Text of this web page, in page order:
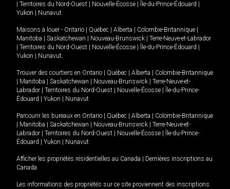
Territoires du Nord-Ouest Nouvelle-Écosse Île-du-Prince-Édouard
Yukon
Nunavut.
Maisons à louer - Ontario Québec Alberta Colombie-Britannique
Manitoba
Saskatchewan Nouveau-Brunswick
Terre-Neuve-et-Labrador
Territoires du Nord-Ouest Nouvelle-Écosse Île-du-Prince-Édouard
Yukon
Nunavut.
Trouver des courtiers en Ontario Québec Alberta
Colombie-Britannique
Manitoba Saskatchewan Nouveau-Brunswick
Terre-Neuve-et-
Labrador
Territoires du Nord-Ouest Nouvelle-Écosse
Île-du-Prince-
Édouard
Yukon Nunavut
Parcourir les bureaux en Ontario Québec Alberta
Colombie-Britannique
Manitoba Saskatchewan Nouveau-Brunswick
Terre-Neuve-et-
Labrador
Territoires du Nord-Ouest Nouvelle-Écosse
Île-du-Prince-
Édouard
Yukon Nunavut
Afficher les propriétés résidentielles au Canada
Dernières inscriptions au
Canada
Les informations des propriétés sur ce site proviennent des inscriptions